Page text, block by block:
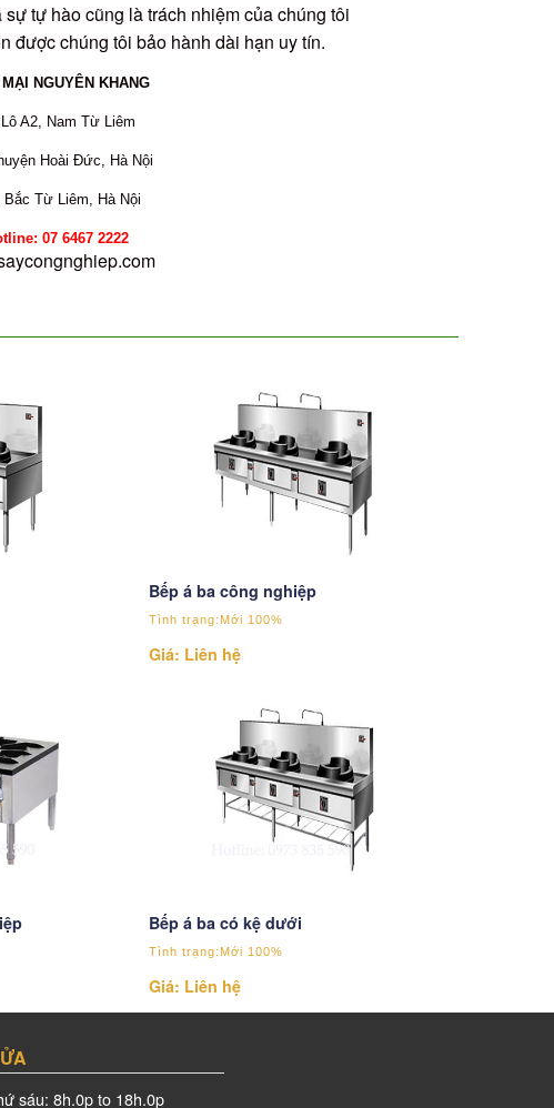
tự hào cũng là trách nhiệm của chúng tôi
được chúng tôi bảo hành dài hạn uy tín.
NGUYÊN KHANG
A2, Nam Từ Liêm
Hoài Đức, Hà Nội
Từ Liêm, Hà Nội
Bếp á ba công nghiệp
Tình trạng:Mới 100%
Giá: Liên hệ
Bếp á ba có kệ dưới
Tình trạng:Mới 100%
Giá: Liên hệ
sáu: 8h.0p to 18h.0p